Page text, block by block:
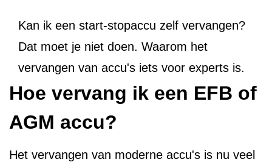
Kan ik een start-stopaccu zelf vervangen?
Dat moet je niet doen. Waarom het
vervangen van accu's iets voor experts is.
Hoe vervang ik een EFB of
AGM accu?
Het vervangen van moderne accu's is nu veel